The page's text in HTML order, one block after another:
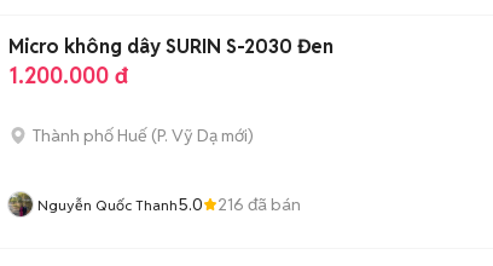
Micro không dây SURIN S-2030 Đen
1.200.000 đ
Thành phố Huế (P. Vỹ Dạ mới)
Nguyễn Quốc Thanh5.0 216 đã bán